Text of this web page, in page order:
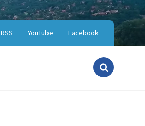
Facebook
YouTube
RSS